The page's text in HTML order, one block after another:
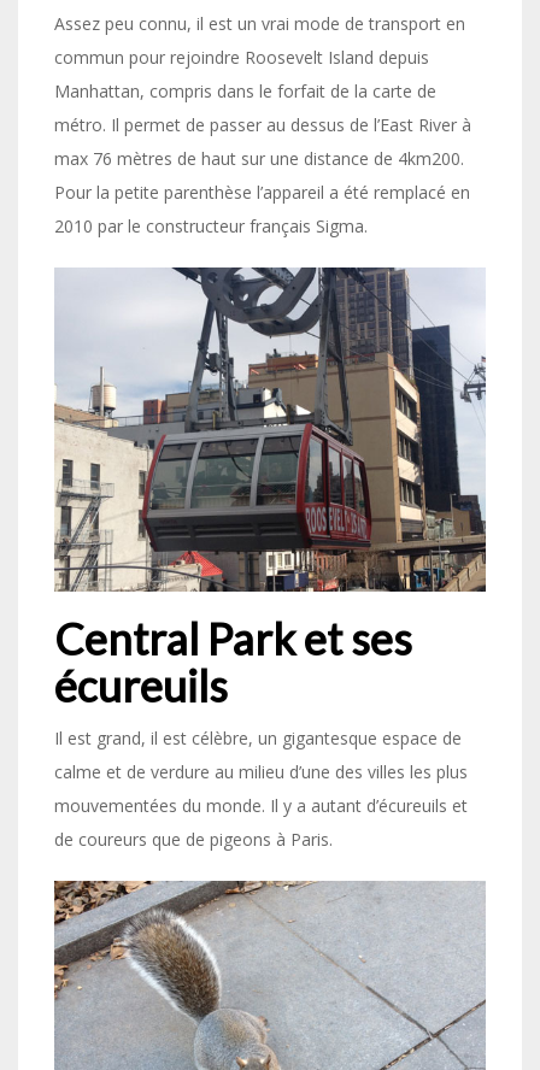
Assez peu connu, il est un vrai mode de transport en
commun pour rejoindre Roosevelt Island depuis
Manhattan, compris dans le forfait de la carte de
métro. Il permet de passer au dessus de l’East River à
max 76 mètres de haut sur une distance de 4km200.
Pour la petite parenthèse l’appareil a été remplacé en
2010 par le constructeur français Sigma.
Central Park et ses
écureuils
Il est grand, il est célèbre, un gigantesque espace de
calme et de verdure au milieu d’une des villes les plus
mouvementées du monde. Il y a autant d’écureuils et
de coureurs que de pigeons à Paris.